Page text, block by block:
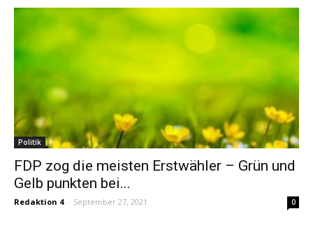
Politik
FDP zog die meisten Erstwähler – Grün und
Gelb punkten bei...
Redaktion 4 - September 27, 2021 0